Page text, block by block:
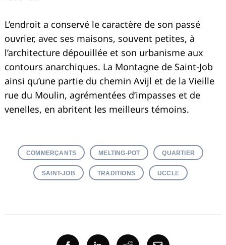
L’endroit a conservé le caractère de son passé
ouvrier, avec ses maisons, souvent petites, à
l’architecture dépouillée et son urbanisme aux
contours anarchiques. La Montagne de Saint-Job
ainsi qu’une partie du chemin Avijl et de la Vieille
rue du Moulin, agrémentées d’impasses et de
venelles, en abritent les meilleurs témoins.
COMMERÇANTS MELTING-POT QUARTIER
SAINT-JOB TRADITIONS UCCLE